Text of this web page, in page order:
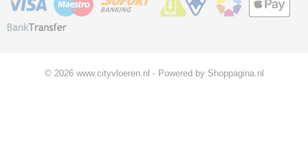
© 2026 www.cityvloeren.nl - Powered by Shoppagina.nl